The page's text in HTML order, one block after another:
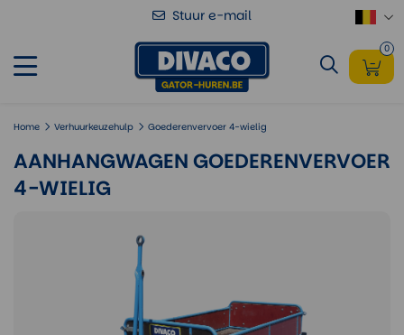
Stuur e-mail
0
Home Verhuurkeuzehulp Goederenvervoer 4-wielig
AANHANGWAGEN GOEDERENVERVOER
4-WIELIG